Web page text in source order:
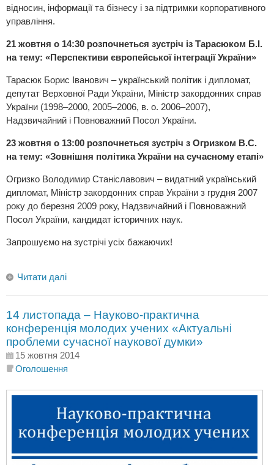
відносин, інформації та бізнесу і за підтримки корпоративного
управління.
21 жовтня о 14:30 розпочнеться зустріч із Тарасюком Б.І.
на тему: «Перспективи європейської інтеграції України»
Тарасюк Борис Іванович – український політик і дипломат,
депутат Верховної Ради України, Міністр закордонних справ
України (1998–2000, 2005–2006, в. о. 2006–2007),
Надзвичайний і Повноважний Посол України.
23 жовтня о 13:00 розпочнеться зустріч з Огризком В.С.
на тему: «Зовнішня політика України на сучасному етапі»
Огризко Володимир Станіславович – видатний український
дипломат, Міністр закордонних справ України з грудня 2007
року до березня 2009 року, Надзвичайний і Повноважний
Посол України, кандидат історичних наук.
Запрошуємо на зустрічі усіх бажаючих!
Читати далі
14 листопада – Науково-практична
конференція молодих учених «Актуальні
проблеми сучасної наукової думки»
15 жовтня 2014
Оголошення